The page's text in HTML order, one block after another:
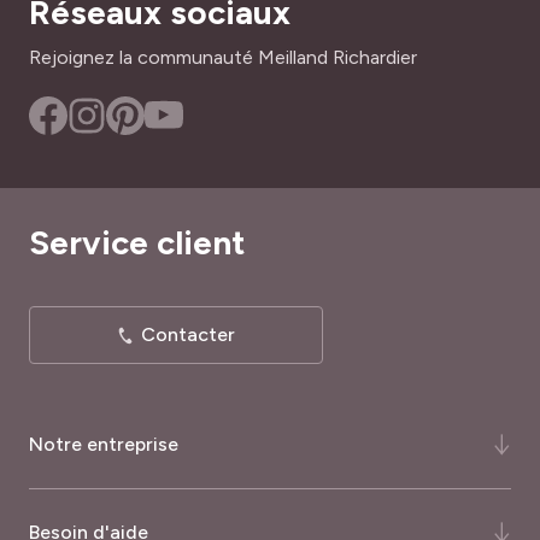
Réseaux sociaux
Rejoignez la communauté Meilland Richardier
Notre entreprise
Besoin d'aide
Service client
Contacter